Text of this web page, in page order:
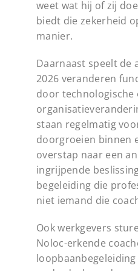
weet wat hij of zij
biedt die zekerheid
manier.
Daarnaast speelt de
2026 veranderen
door technologische
staan regelmatig
doorgroeien binnen
overstap naar een
ingrijpende
begeleiding die
niet iemand die
Ook werkgevers
Noloc-erkende